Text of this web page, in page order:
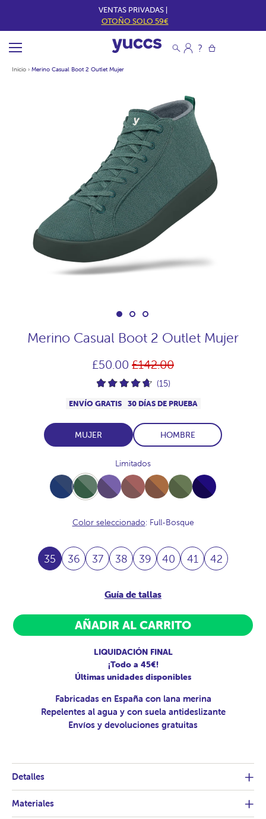
VENTAS PRIVADAS |
OTOÑO SOLO 59€
Inicio › Merino Casual Boot 2 Outlet Mujer
Merino Casual Boot 2 Outlet Mujer
£50.00 Precio
habitual
£142.00
(15)
ENVÍO GRATIS 30 DÍAS DE PRUEBA
MUJER HOMBRE
Limitados
Full-
NavyJaspeado
Full-
Bosque
Full-
Plum
Full-
Praline
Full-
Vison
Full-
Musgo
Full-
Navy
Color seleccionado: Full-Bosque
35 36 37 38 39 40 41 42
Guía de tallas
AÑADIR AL CARRITO
LIQUIDACIÓN FINAL
¡Todo a 45€!
Últimas unidades disponibles
Fabricadas en España con lana merina
Repelentes al agua y con suela antideslizante
Envíos y devoluciones gratuitas
Detalles
Materiales